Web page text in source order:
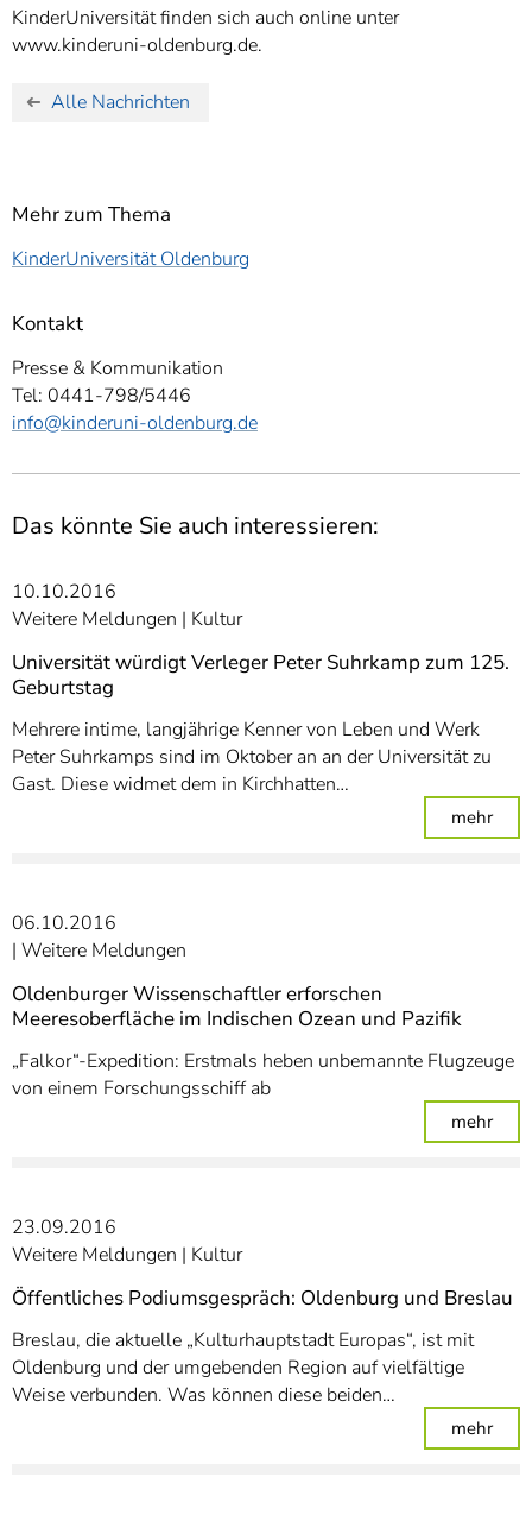
KinderUniversität finden sich auch online unter
www.kinderuni-oldenburg.de.
Alle Nachrichten
Mehr zum Thema
KinderUniversität Oldenburg
Kontakt
Presse & Kommunikation
Tel: 0441-798/5446
info@kinderuni-oldenburg.de
Das könnte Sie auch interessieren:
10.10.2016
Weitere Meldungen
Kultur
Universität würdigt Verleger Peter Suhrkamp zum 125.
Geburtstag
Mehrere intime, langjährige Kenner von Leben und Werk
Peter Suhrkamps sind im Oktober an an der Universität zu
Gast. Diese widmet dem in Kirchhatten…
mehr:
06.10.2016
Weitere Meldungen
Oldenburger Wissenschaftler erforschen
Meeresoberfläche im Indischen Ozean und Pazifik
„Falkor“-Expedition: Erstmals heben unbemannte Flugzeuge
von einem Forschungsschiff ab
mehr:
23.09.2016
Weitere Meldungen
Kultur
Öffentliches Podiumsgespräch: Oldenburg und Breslau
Breslau, die aktuelle „Kulturhauptstadt Europas“, ist mit
Oldenburg und der umgebenden Region auf vielfältige
Weise verbunden. Was können diese beiden…
mehr: